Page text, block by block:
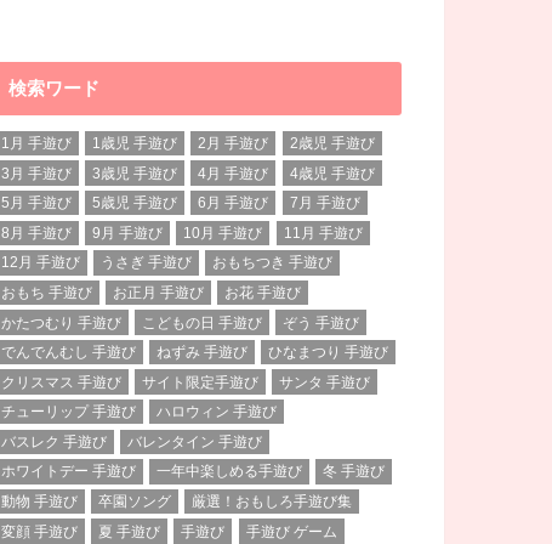
検索ワード
1月 手遊び 1歳児 手遊び 2月 手遊び
2歳児 手遊び
3月 手遊び
3歳児 手遊び 4月 手遊び
4歳児 手遊び
5月 手遊び
5歳児 手遊び 6月 手遊び
7月 手遊び
8月 手遊び
9月 手遊び 10月 手遊び
11月 手遊び
12月 手遊び
うさぎ 手遊び
おもちつき 手遊び
おもち 手遊び
お正月 手遊び
お花 手遊び
かたつむり 手遊び
こどもの日 手遊び
ぞう 手遊び
でんでんむし 手遊び
ねずみ 手遊び
ひなまつり 手遊び
クリスマス 手遊び
サイト限定手遊び
サンタ 手遊び
チューリップ 手遊び
ハロウィン 手遊び
バスレク 手遊び
バレンタイン 手遊び
ホワイトデー 手遊び
一年中楽しめる手遊び
冬 手遊び
動物 手遊び
卒園ソング
厳選！おもしろ手遊び集
変顔 手遊び
夏 手遊び 手遊び 手遊び ゲーム